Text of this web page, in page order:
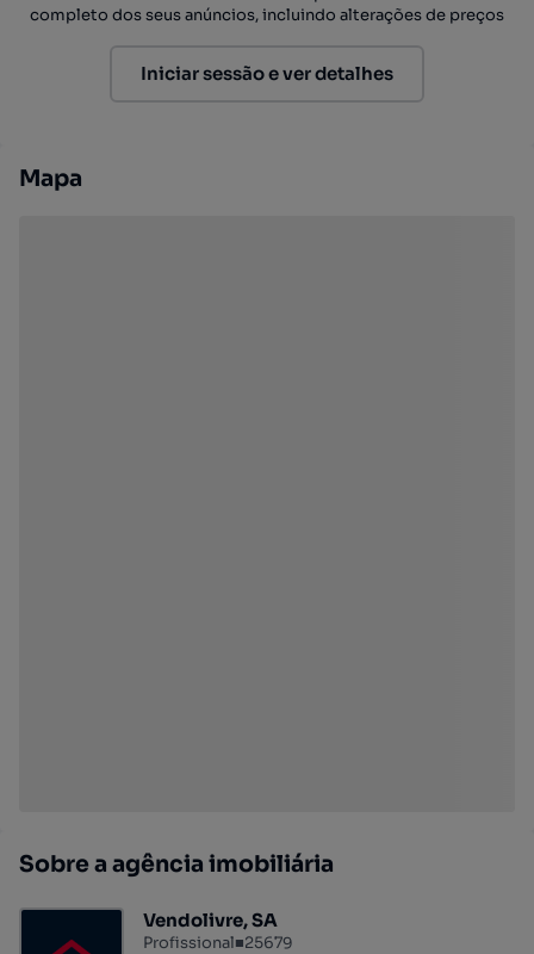
completo dos seus anúncios, incluindo alterações de preços
Iniciar sessão e ver detalhes
Mapa
Sobre a agência imobiliária
Vendolivre, SA
Profissional■25679